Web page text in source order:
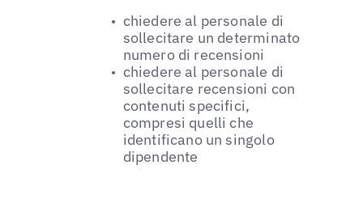
chiedere al personale di
sollecitare un determinato
numero di recensioni
chiedere al personale di
sollecitare recensioni con
contenuti specifici,
compresi quelli che
identificano un singolo
dipendente